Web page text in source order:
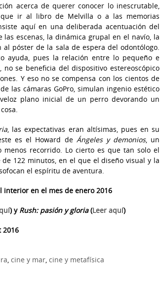
acerca de querer conocer lo inescrutable,
ir al libro de Melvilla o a las memorias
aquí en una deliberada acentuación del
escenas, la dinámica grupal en el navío, la
póster de la sala de espera del odontólogo.
ayuda, pues la relación entre lo pequeño e
se beneficia del dispositivo estereoscópico
Y eso no se compensa con los cientos de
las cámaras GoPro, simulan ingenio estético
plano inicial de un perro devorando un
, las expectativas eran altísimas, pues en su
es el Howard de Ángeles y demonios, un
recorrido. Lo cierto es que tan solo el
122 minutos, en el que el diseño visual y la
el espíritu de aventura.
interior en el mes de enero 2016
) y Rush: pasión y gloria(Leer aquí)
2016
, cine y mar, cine y metafísica